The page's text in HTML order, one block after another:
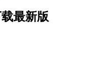
最新版